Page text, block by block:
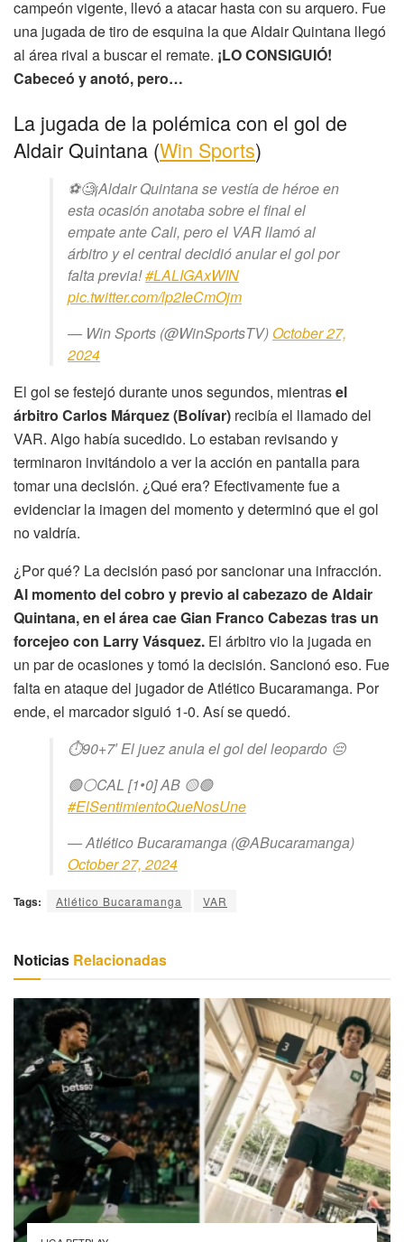
campeón vigente, llevó a atacar hasta con su arquero. Fue
una jugada de tiro de esquina la que Aldair Quintana llegó
al área rival a buscar el remate. ¡LO CONSIGUIÓ!
Cabeceó y anotó, pero…
La jugada de la polémica con el gol de
Aldair Quintana (Win Sports)
⚽🧐¡Aldair Quintana se vestía de héroe en
esta ocasión anotaba sobre el final el
empate ante Cali, pero el VAR llamó al
árbitro y el central decidió anular el gol por
falta previa!#LALIGAxWIN
pic.twitter.com/lp2IeCmOjm
— Win Sports (@WinSportsTV) October 27,
2024
El gol se festejó durante unos segundos, mientrasel
árbitro Carlos Márquez (Bolívar) recibía el llamado del
VAR. Algo había sucedido. Lo estaban revisando y
terminaron invitándolo a ver la acción en pantalla para
tomar una decisión. ¿Qué era? Efectivamente fue a
evidenciar la imagen del momento y determinó que el gol
no valdría.
¿Por qué? La decisión pasó por sancionar una infracción.
Al momento del cobro y previo al cabezazo de Aldair
Quintana, en el área cae Gian Franco Cabezas tras un
forcejeo con Larry Vásquez. El árbitro vio la jugada en
un par de ocasiones y tomó la decisión. Sancionó eso. Fue
falta en ataque del jugador de Atlético Bucaramanga. Por
ende, el marcador siguió 1-0. Así se quedó.
⏱️90+7′ El juez anula el gol del leopardo 😔
🟢⚪️CAL [1•0] AB 🟡🟢
#ElSentimientoQueNosUne
— Atlético Bucaramanga (@ABucaramanga)
October 27, 2024
Tags: Atlético Bucaramanga VAR
Noticias Relacionadas